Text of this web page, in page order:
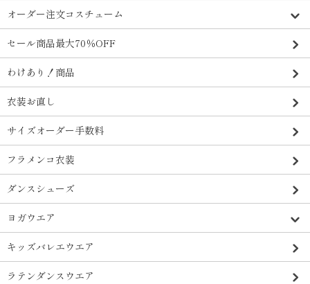
オーダー注文コスチューム
セール商品最大70％OFF
わけあり！商品
衣装お直し
サイズオーダー手数料
フラメンコ衣装
ダンスシューズ
ヨガウエア
キッズバレエウエア
ラテンダンスウエア